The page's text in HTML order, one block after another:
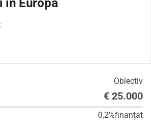
în Europa
Obiectiv
€ 25.000
0,2%finanțat